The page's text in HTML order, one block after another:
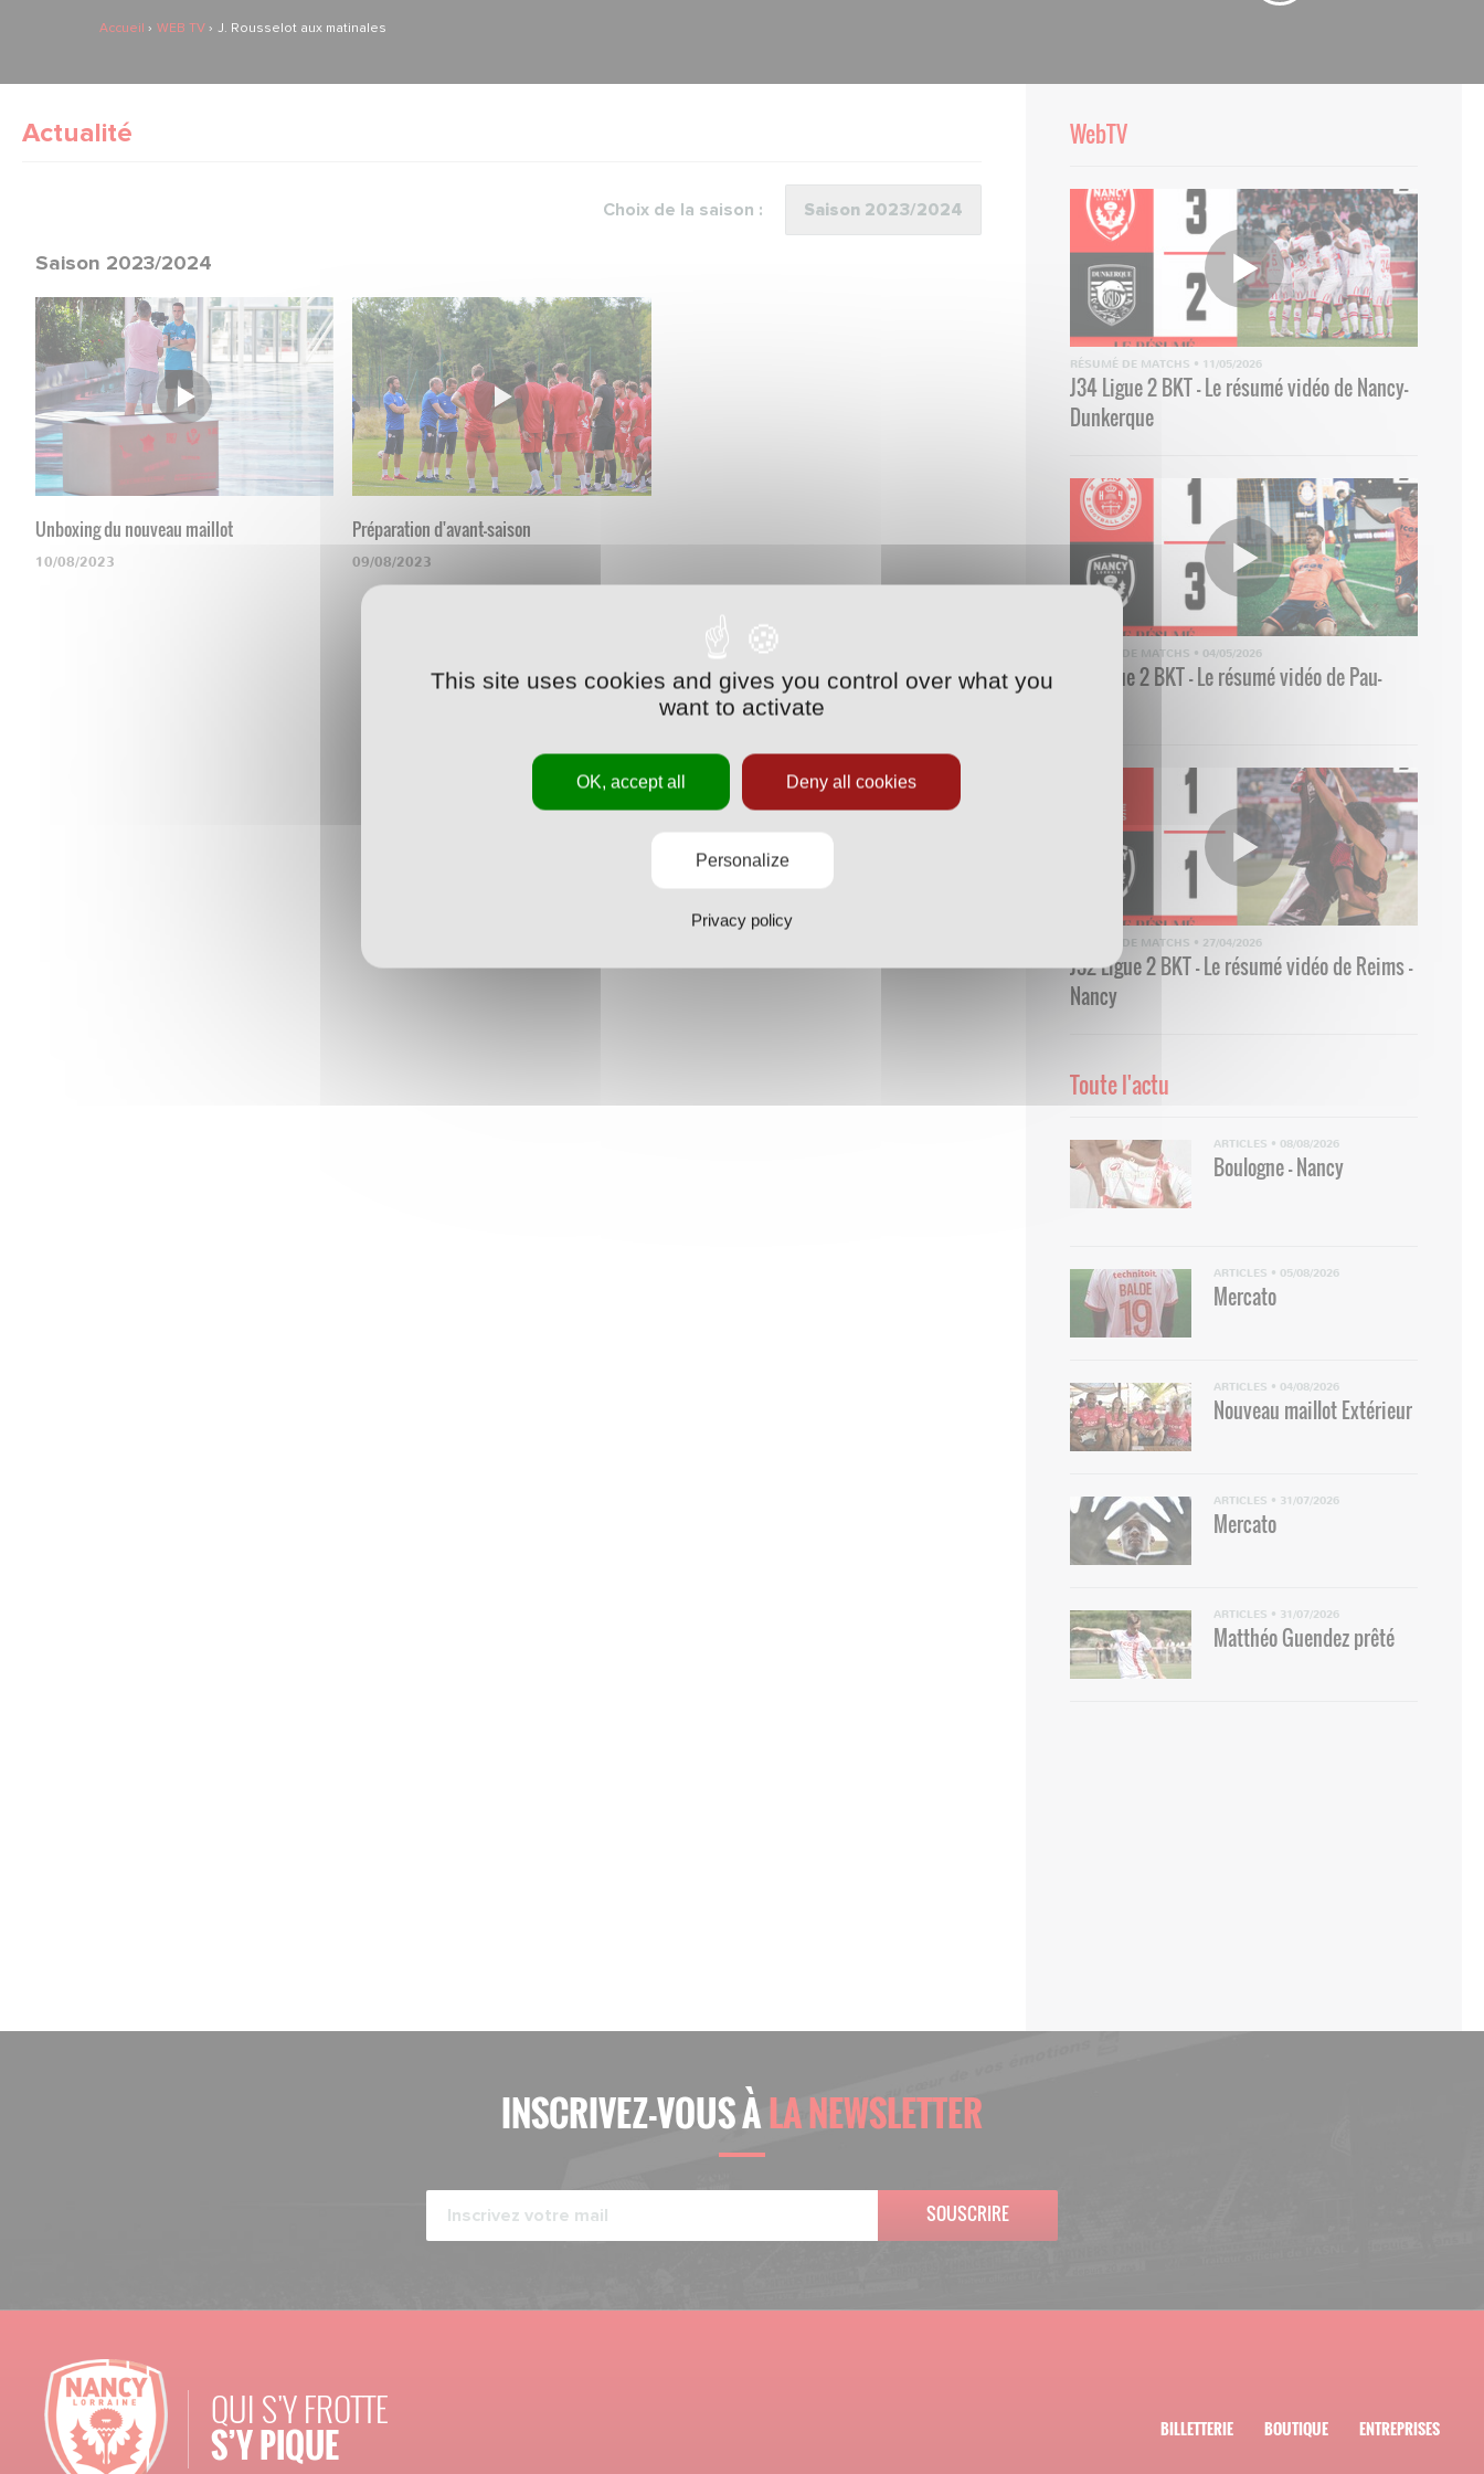
Accueil WEB TV J. Rousselot aux matinales
Actualité
Choix de la saison :
Saison 2023/2024
Unboxing du nouveau maillot
10/08/2023
Préparation d'avant-saison
09/08/2023
WebTV
RÉSUMÉ DE MATCHS • 11/05/2026
J34 Ligue 2 BKT - Le résumé vidéo de Nancy-
Dunkerque
RÉSUMÉ DE MATCHS • 04/05/2026
33 Ligue 2 BKT - Le résumé vidéo de Pau-
RÉSUMÉ DE MATCHS • 27/04/2026
J32 Ligue 2 BKT - Le résumé vidéo de Reims -
Nancy
Toute l'actu
ARTICLES • 08/08/2026
Boulogne - Nancy
ARTICLES • 05/08/2026
Mercato
ARTICLES • 04/08/2026
Nouveau maillot Extérieur
ARTICLES • 31/07/2026
Mercato
ARTICLES • 31/07/2026
Matthéo Guendez prêté
INSCRIVEZ-VOUS ÀLA NEWSLETTER
SOUSCRIRE
QUI S'Y FROTTE
S’Y PIQUE BILLETTERIE BOUTIQUE ENTREPRISES
This site uses cookies and gives you control over what you
want to activate
OK, accept all Deny all cookies
Personalize
Privacy policy